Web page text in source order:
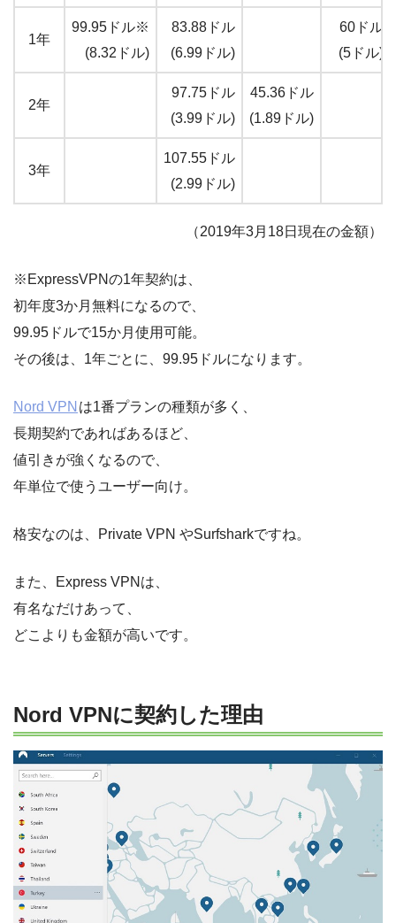
1年
99.95ドル※
(8.32ドル)
83.88ドル
(6.99ドル)
60ドル
(5ドル)
2年
97.75ドル
(3.99ドル)
45.36ドル
(1.89ドル)
3年
107.55ドル
(2.99ドル)
（2019年3月18日現在の金額）
※ExpressVPNの1年契約は、
初年度3か月無料になるので、
99.95ドルで15か月使用可能。
その後は、1年ごとに、99.95ドルになります。
Nord VPN は1番プランの種類が多く、
長期契約であればあるほど、
値引きが強くなるので、
年単位で使うユーザー向け。
格安なのは、Private VPN やSurfsharkですね。
また、Express VPNは、
有名なだけあって、
どこよりも金額が高いです。
Nord VPNに契約した理由